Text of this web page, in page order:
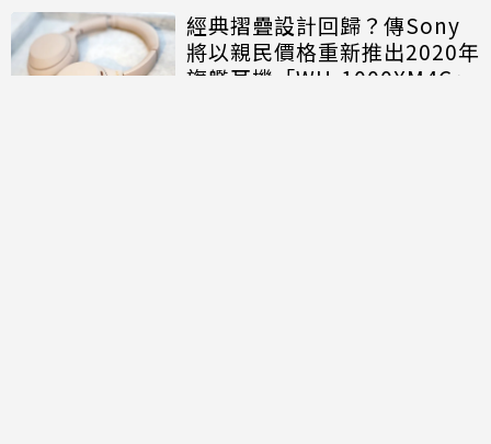
經典摺疊設計回歸？傳Sony
將以親民價格重新推出2020年
旗艦耳機「WH-1000XM4C」